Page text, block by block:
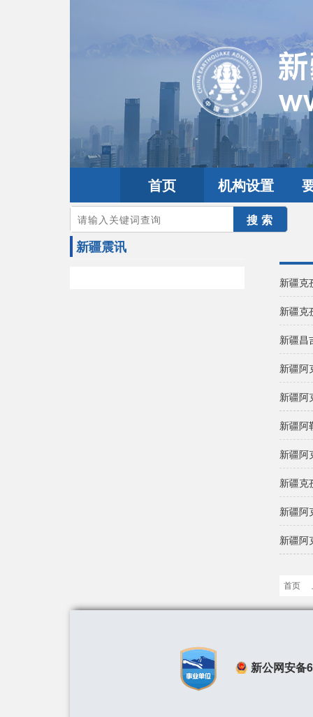
首页 机构设置
您的当前位置：首页>地震频道 新疆震讯
新疆震讯
新疆克
新疆克
新疆昌
新疆阿
新疆阿
新疆阿
新疆阿
新疆克
新疆阿
新疆阿
首页
新公网安备